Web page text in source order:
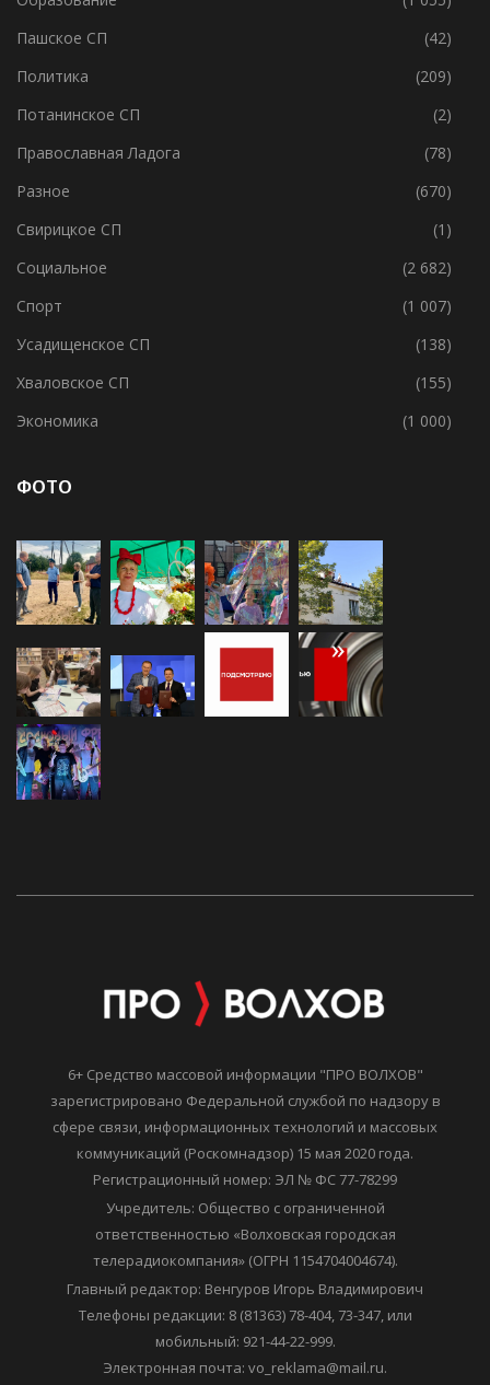
Пашское СП
(42)
Политика
(209)
Потанинское СП
(2)
Православная Ладога
(78)
Разное
(670)
Свирицкое СП
(1)
Социальное
(2 682)
Спорт
(1 007)
Усадищенское СП
(138)
Хваловское СП
(155)
Экономика
(1 000)
ФОТО
6+ Средство массовой информации "ПРО ВОЛХОВ"
зарегистрировано Федеральной службой по надзору в
сфере связи, информационных технологий и массовых
коммуникаций (Роскомнадзор) 15 мая 2020 года.
Регистрационный номер: ЭЛ № ФС 77-78299
Учредитель: Общество с ограниченной
ответственностью «Волховская городская
телерадиокомпания» (ОГРН 1154704004674).
Главный редактор: Венгуров Игорь Владимирович
Телефоны редакции: 8 (81363) 78-404, 73-347, или
мобильный: 921-44-22-999.
Электронная почта: vo_reklama@mail.ru.